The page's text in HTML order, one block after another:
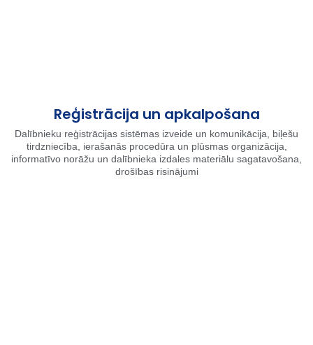
Reģistrācija un apkalpošana
Dalībnieku reģistrācijas sistēmas izveide un komunikācija, biļešu
tirdzniecība, ierašanās procedūra un plūsmas organizācija,
informatīvo norāžu un dalībnieka izdales materiālu sagatavošana,
drošības risinājumi